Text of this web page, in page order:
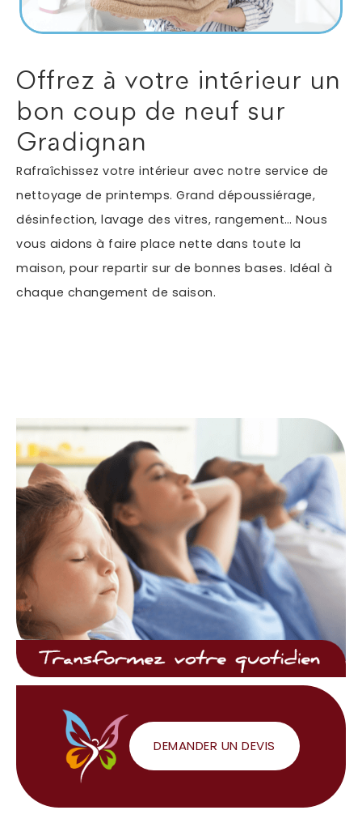
Offrez à votre intérieur un
bon coup de neuf sur
Gradignan
Rafraîchissez votre intérieur avec notre service de
nettoyage de printemps. Grand dépoussiérage,
désinfection, lavage des vitres, rangement… Nous
vous aidons à faire place nette dans toute la
maison, pour repartir sur de bonnes bases. Idéal à
chaque changement de saison.
DEMANDER UN DEVIS
Informations supplémentaires du besoin
En soumettant ce formulaire, j'accepte que les
informations saisies soient exploitées dans le cadre
de ma demande.*